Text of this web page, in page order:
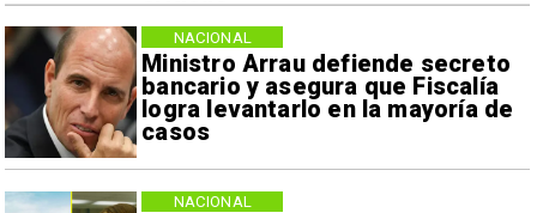
Ministro Arrau defiende secreto
bancario y asegura que Fiscalía
logra levantarlo en la mayoría de
casos
NACIONAL
NACIONAL